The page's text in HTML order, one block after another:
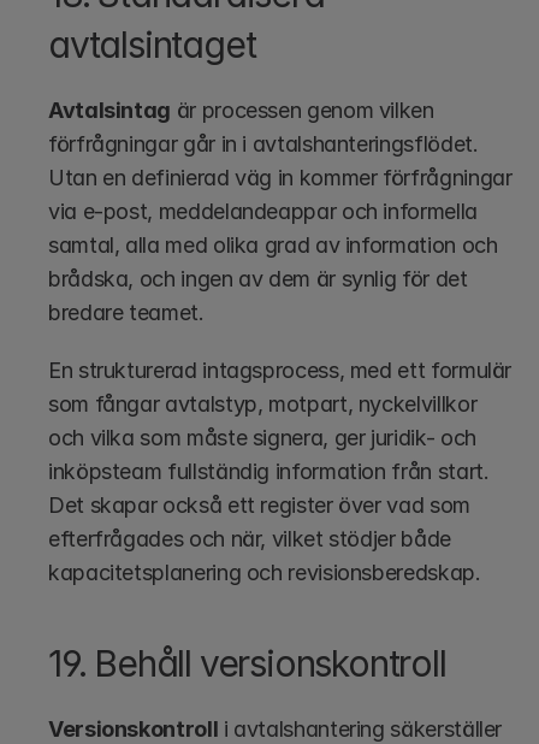
avtalsintaget
Avtalsintag är processen genom vilken
förfrågningar går in i avtalshanteringsflödet.
Utan en definierad väg in kommer förfrågningar
via e-post, meddelandeappar och informella
samtal, alla med olika grad av information och
brådska, och ingen av dem är synlig för det
bredare teamet.
En strukturerad intagsprocess, med ett formulär
som fångar avtalstyp, motpart, nyckelvillkor
och vilka som måste signera, ger juridik- och
inköpsteam fullständig information från start.
Det skapar också ett register över vad som
efterfrågades och när, vilket stödjer både
kapacitetsplanering och revisionsberedskap.
19. Behåll versionskontroll
Versionskontroll i avtalshantering säkerställer